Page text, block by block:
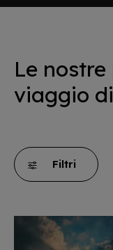
Le
viaggio
Filtri